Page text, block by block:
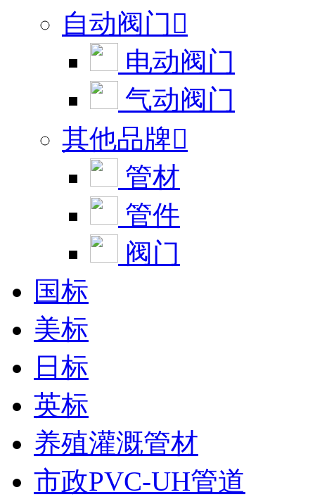
自动阀门
电动阀门
气动阀门
其他品牌
管材
管件
阀门
国标
美标
日标
英标
养殖灌溉管材
市政PVC-UH管道